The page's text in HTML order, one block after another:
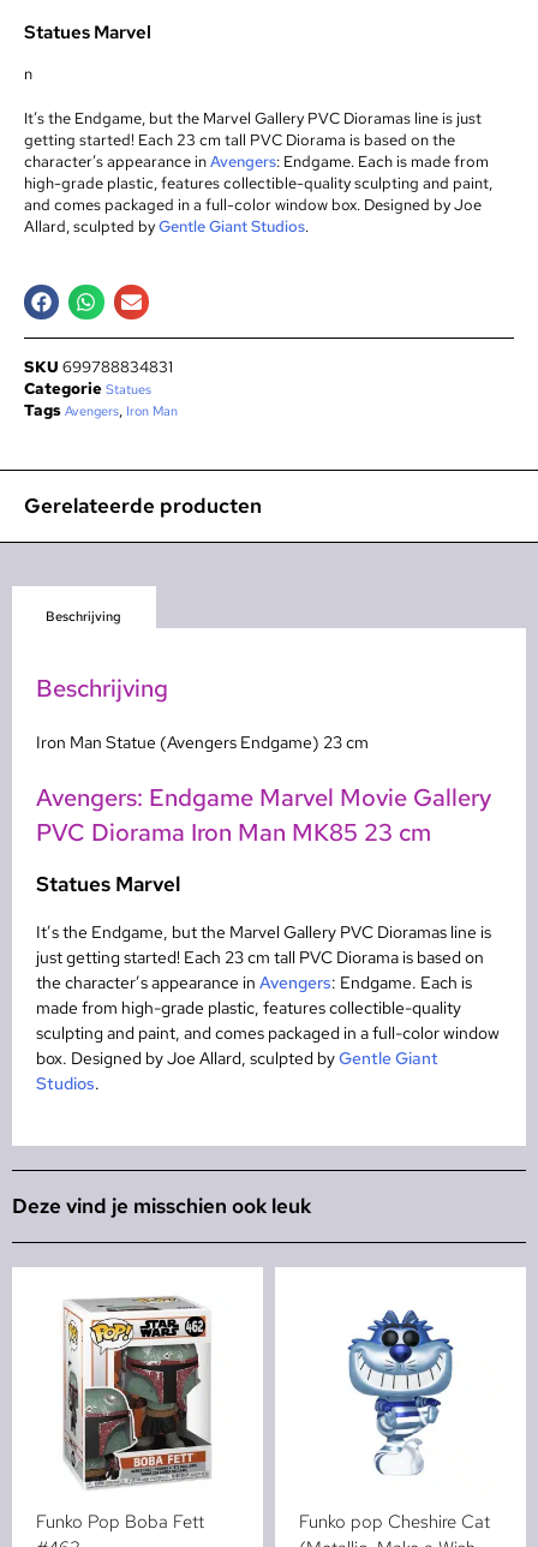
Statues Marvel
n
It’s the Endgame, but the Marvel Gallery PVC Dioramas line is just
getting started! Each 23 cm tall PVC Diorama is based on the
character’s appearance inAvengers: Endgame. Each is made from
high-grade plastic, features collectible-quality sculpting and paint,
and comes packaged in a full-color window box. Designed by Joe
Allard, sculpted byGentle Giant Studios.
SKU 699788834831
Categorie Statues
Tags Avengers, Iron Man
Gerelateerde producten
Beschrijving
Beschrijving
Iron Man Statue (Avengers Endgame) 23 cm
Avengers: Endgame Marvel Movie Gallery
PVC Diorama Iron Man MK85 23 cm
Statues Marvel
It’s the Endgame, but the Marvel Gallery PVC Dioramas line is
just getting started! Each 23 cm tall PVC Diorama is based on
the character’s appearance in Avengers: Endgame. Each is
made from high-grade plastic, features collectible-quality
sculpting and paint, and comes packaged in a full-color window
box. Designed by Joe Allard, sculpted byGentle Giant
Studios.
Deze vind je misschien ook leuk
Funko Pop Boba Fett
Funko pop Cheshire Cat